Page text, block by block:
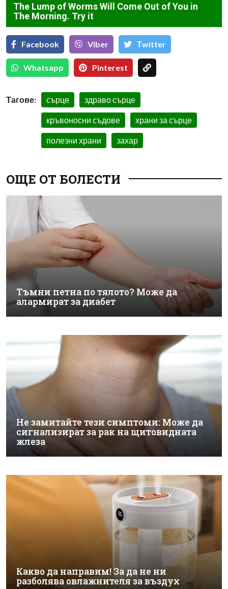
The Lump of Worms Will Come Out of You in
The Morning. Try it
Facebook Viber Тwitter
Whatsapp Pinterest
Тагове: сърце здраво сърце
кръвоносни съдове храни за сърце
полезни храни захар
ОЩЕ ОТ БОЛЕСТИ
Тъмни петна по тялото? Може да
алармират за диабет
Не замитайте тези симптоми: Може да
сигнализират за рак на щитовидната
жлеза
Какво да направим! За да не ни
разболява овлажнителя за въздух